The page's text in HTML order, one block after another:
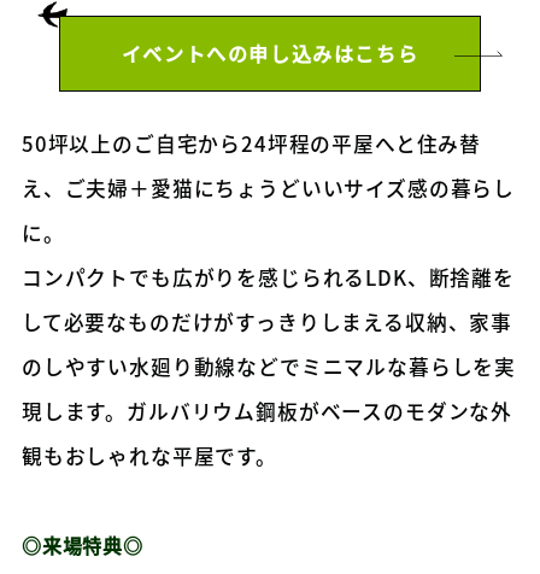
イベントへの申し込みはこちら
50坪以上のご自宅から24坪程の平屋へと住み替
え、ご夫婦＋愛猫にちょうどいいサイズ感の暮らし
に。
コンパクトでも広がりを感じられるLDK、断捨離を
して必要なものだけがすっきりしまえる収納、家事
のしやすい水廻り動線などでミニマルな暮らしを実
現します。ガルバリウム鋼板がベースのモダンな外
観もおしゃれな平屋です。
◎来場特典◎